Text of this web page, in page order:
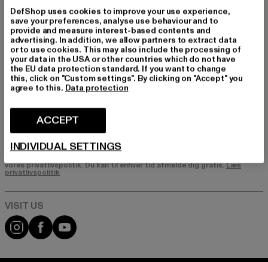
Hvilke produkter er du interesseret i?
MÆND
KVINDER
E-MAIL
TILMELD DIG
vores privatlivspolitik. Du kan til enhver tid afmelde dig gratis.Læs
privatlivspolitik
Visit our Instagram page:
Visit our Facebook page:
Visit our YouTube channel:
DefShop uses cookies to improve your use experience,
save your preferences, analyse use behaviour and to
provide and measure interest-based contents and
advertising. In addition, we allow partners to extract data
or to use cookies. This may also include the processing of
your data in the USA or other countries which do not have
the EU data protection standard. If you want to change
this, click on "Custom settings". By clicking on "Accept" you
agree to this. Data protection
ACCEPT
INDIVIDUAL SETTINGS